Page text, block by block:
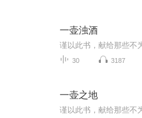
一壶浊酒
30 3187
一壶之地